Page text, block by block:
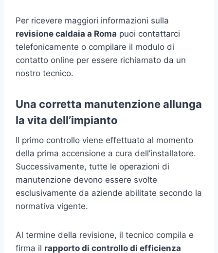
Per ricevere maggiori informazioni sulla
revisione caldaia a Roma puoi contattarci
telefonicamente o compilare il modulo di
contatto online per essere richiamato da un
nostro tecnico.
Una corretta manutenzione allunga
la vita dell’impianto
Il primo controllo viene effettuato al momento
della prima accensione a cura dell’installatore.
Successivamente, tutte le operazioni di
manutenzione devono essere svolte
esclusivamente da aziende abilitate secondo la
normativa vigente.
Al termine della revisione, il tecnico compila e
firma il rapporto di controllo di efficienza